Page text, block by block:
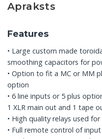
Apraksts
Features
• Large custom made
smoothing capacitors for
• Option to fit a MC or MM
option
• 6 line inputs or 5 plus
1 XLR main out and 1 tape
• High quality relays used
• Full remote control of